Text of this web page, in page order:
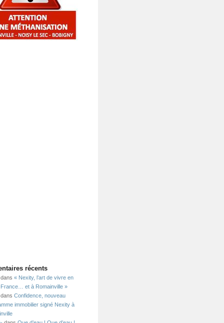
récents
« Nexity, l’art de vivre en
et à Romainville »
Confidence, nouveau
immobilier signé Nexity à